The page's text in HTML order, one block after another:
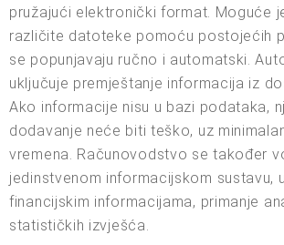
pružajući elektronički format. Moguće
različite datoteke pomoću postojećih
se popunjavaju ručno i automatski.
uključuje premještanje informacija iz
Ako informacije nisu u bazi podataka,
dodavanje neće biti teško, uz
vremena. Računovodstvo se također
jedinstvenom informacijskom sustavu,
financijskim informacijama, primanje
statističkih izvješća.